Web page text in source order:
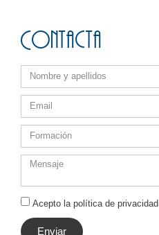
Contacta
Acepto la política de
Enviar